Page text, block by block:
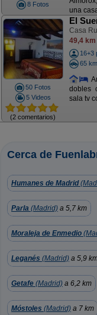
8 Fotos
una
50 Fotos
5 Videos
(2 comentarios)
El
Casa
49,4 km
16+3
65
dobles
sala tv
Cerca de
Humanes de Madrid
Parla (Madrid) a 5,7 km
Moraleja de Enmedio
Leganés (Madrid) a 5,9
Getafe (Madrid) a 6,2 km
Móstoles (Madrid) a 7 km